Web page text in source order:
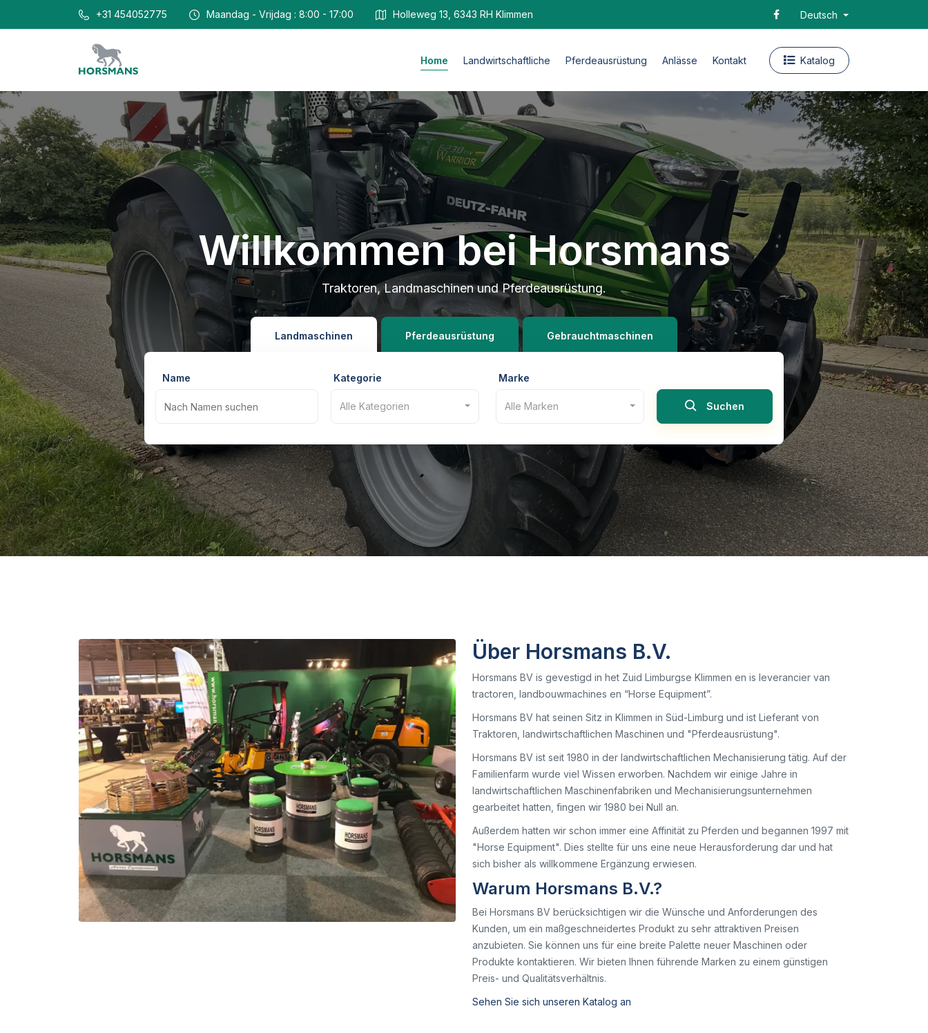
+31 454052775 Maandag - Vrijdag : 8:00 - 17:00 Holleweg 13, 6343 RH Klimmen Deutsch
Home Landwirtschaftliche Pferdeausrüstung Anlässe Kontakt Katalog
Willkommen bei Horsmans
Traktoren, Landmaschinen und Pferdeausrüstung.
Landmaschinen Pferdeausrüstung Gebrauchtmaschinen
Name Kategorie
Alle Kategorien
Marke
Alle Marken Suchen
Über Horsmans B.V.
Horsmans BV is gevestigd in het Zuid Limburgse Klimmen en is leverancier van
tractoren, landbouwmachines en “Horse Equipment”.
Horsmans BV hat seinen Sitz in Klimmen in Süd-Limburg und ist Lieferant von
Traktoren, landwirtschaftlichen Maschinen und "Pferdeausrüstung".
Horsmans BV ist seit 1980 in der landwirtschaftlichen Mechanisierung tätig. Auf der
Familienfarm wurde viel Wissen erworben. Nachdem wir einige Jahre in
landwirtschaftlichen Maschinenfabriken und Mechanisierungsunternehmen
gearbeitet hatten, fingen wir 1980 bei Null an.
Außerdem hatten wir schon immer eine Affinität zu Pferden und begannen 1997 mit
"Horse Equipment". Dies stellte für uns eine neue Herausforderung dar und hat
sich bisher als willkommene Ergänzung erwiesen.
Warum Horsmans B.V.?
Bei Horsmans BV berücksichtigen wir die Wünsche und Anforderungen des
Kunden, um ein maßgeschneidertes Produkt zu sehr attraktiven Preisen
anzubieten. Sie können uns für eine breite Palette neuer Maschinen oder
Produkte kontaktieren. Wir bieten Ihnen führende Marken zu einem günstigen
Preis- und Qualitätsverhältnis.
Sehen Sie sich unseren Katalog an